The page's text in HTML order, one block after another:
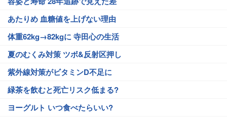
あたりめ 血糖値を上げない理由
体重62kg→82kgに 寺田心の生活
夏のむくみ対策 ツボ&反射区押し
紫外線対策がビタミンD不足に
緑茶を飲むと死亡リスク低まる?
ヨーグルト いつ食べたらいい?